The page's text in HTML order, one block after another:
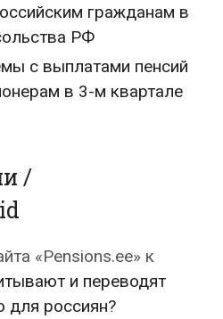
гражданам в
РФ
с выплатами пенсий
в 3-м квартале
/
«Pensions.ee» к
и переводят
для россиян?